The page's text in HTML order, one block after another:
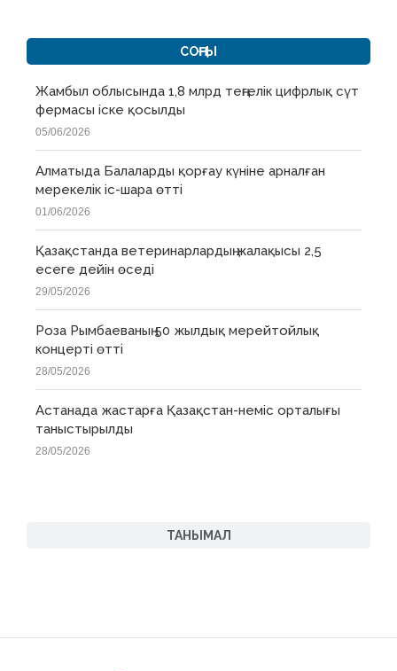
СОҢҒЫ
ТАНЫМАЛ
Жамбыл облысында 1,8 млрд теңгелік цифрлық сүт
фермасы іске қосылды
05/06/2026
Алматыда Балаларды қорғау күніне арналған
мерекелік іс-шара өтті
01/06/2026
Қазақстанда ветеринарлардың жалақысы 2,5
есеге дейін өседі
29/05/2026
Роза Рымбаеваның 50 жылдық мерейтойлық
концерті өтті
28/05/2026
Астанада жастарға Қазақстан-неміс орталығы
таныстырылды
28/05/2026